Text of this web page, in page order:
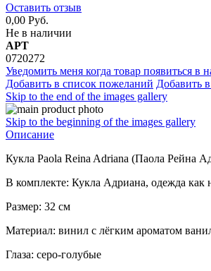
Оставить отзыв
0,00 Руб.
Не в наличии
АРТ
0720272
Уведомить меня когда товар появиться в
Добавить в список пожеланий Добавить
Skip to the end of the images gallery
Skip to the beginning of the images gallery
Описание
Кукла Paola Reina Adriana (Паола Рейна
В комплекте: Кукла Адриана, одежда как
Размер: 32 см
Материал: винил с лёгким ароматом
Глаза: серо-голубые